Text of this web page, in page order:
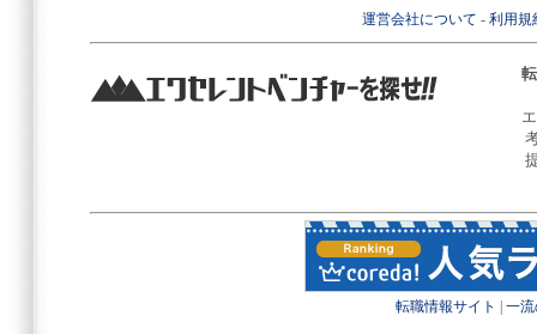
運営会社について - 利用規
転職情報サイト 一